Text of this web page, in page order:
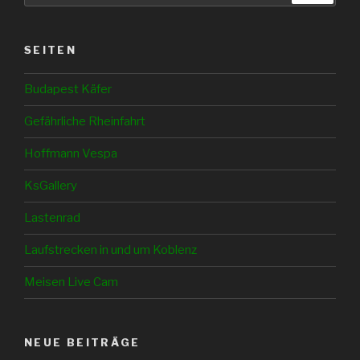
SEITEN
Budapest Käfer
Gefährliche Rheinfahrt
Hoffmann Vespa
KsGallery
Lastenrad
Laufstrecken in und um Koblenz
Meisen Live Cam
NEUE BEITRÄGE